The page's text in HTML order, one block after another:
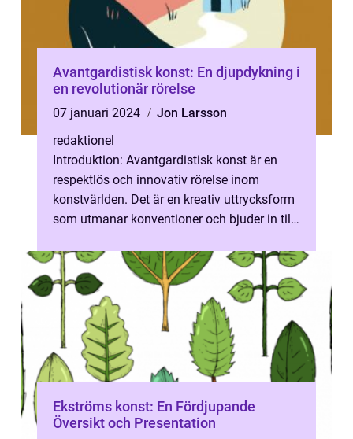
Avantgardistisk konst: En djupdykning i
en revolutionär rörelse
07 januari 2024
Jon Larsson
redaktionel
Introduktion: Avantgardistisk konst är en
respektlös och innovativ rörelse inom
konstvärlden. Det är en kreativ uttrycksform
som utmanar konventioner och bjuder in till
Ekströms konst: En Fördjupande
Översikt och Presentation